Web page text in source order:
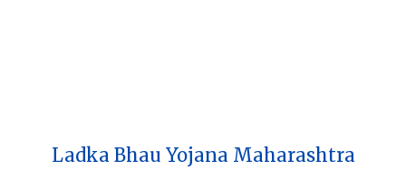
Ladka Bhau Yojana Maharashtra